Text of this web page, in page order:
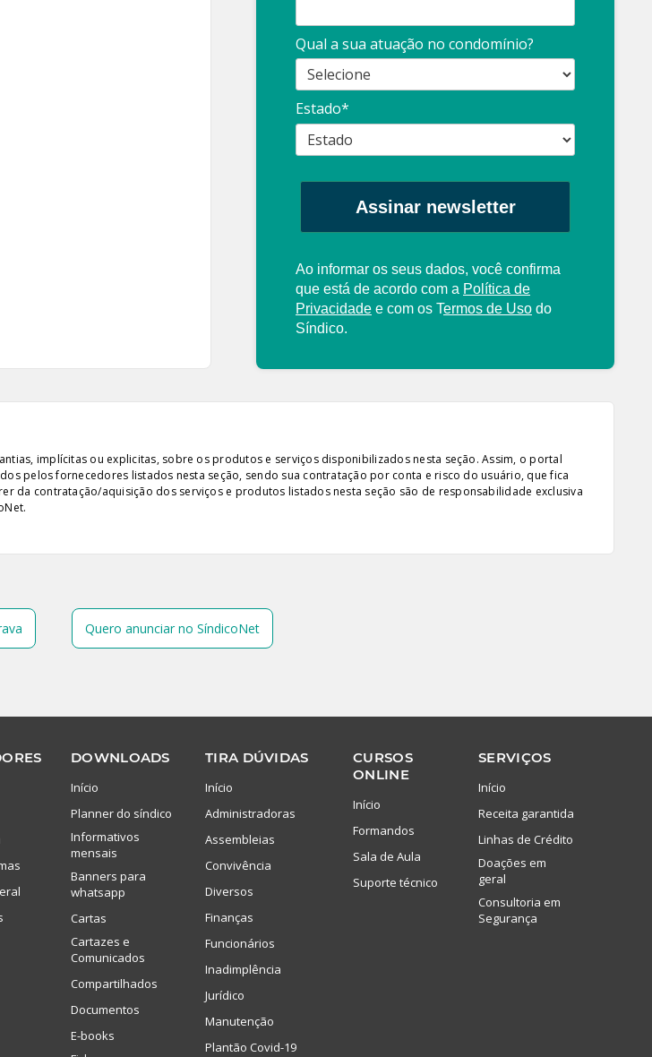
Qual a sua atuação no condomínio?
Estado*
Assinar newsletter
Ao informar os seus dados, você confirma
que está de acordo com a Política de
Privacidade e com os Termos de Uso do
Síndico.
implícitas ou explicitas, sobre os produtos e serviços disponibilizados nesta seção. Assim, o portal
pelos fornecedores listados nesta seção, sendo sua contratação por conta e risco do usuário, que fica
da contratação/aquisição dos serviços e produtos listados nesta seção são de responsabilidade exclusiva
Quero anunciar no SíndicoNet
DOWNLOADS
Início
Planner do síndico
Informativos
mensais
Banners para
whatsapp
Cartas
Cartazes e
Comunicados
Compartilhados
Documentos
E-books
TIRA DÚVIDAS
Início
Administradoras
Assembleias
Convivência
Diversos
Finanças
Funcionários
Inadimplência
Jurídico
Manutenção
Plantão Covid-19
CURSOS
ONLINE
Início
Formandos
Sala de Aula
Suporte técnico
SERVIÇOS
Início
Receita garantida
Linhas de Crédito
Doações em
geral
Consultoria em
Segurança